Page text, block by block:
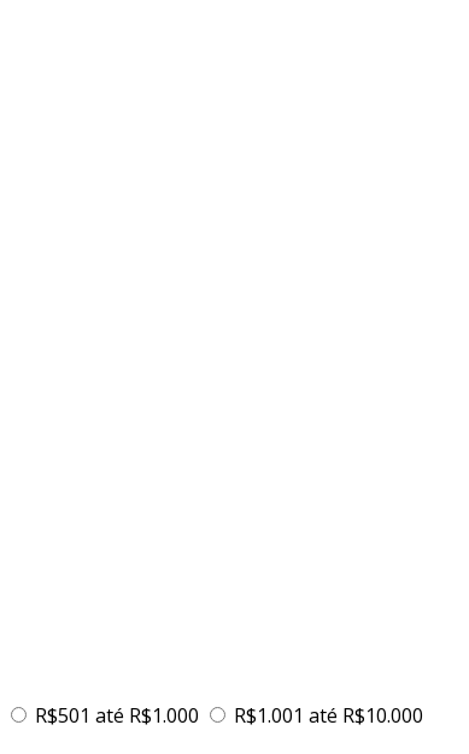
R$501 até R$1.000 R$1.001 até R$10.000